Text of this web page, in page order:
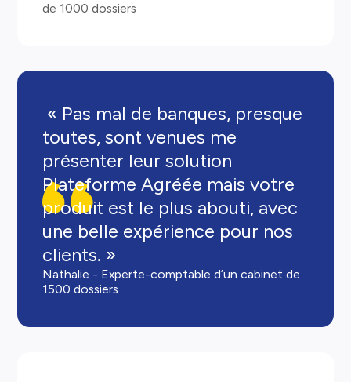
de 1000 dossiers
« Pas mal de banques, presque
toutes, sont venues me
présenter leur solution
Plateforme Agréée mais votre
produit est le plus abouti, avec
une belle expérience pour nos
clients. »
Nathalie - Experte-comptable d’un cabinet de
1500 dossiers